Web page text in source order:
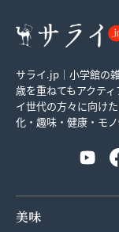
サライ.jp｜小学館の
歳を重ねてもアクテ
イ世代の方々に向け
化・趣味・健康・モ
美味